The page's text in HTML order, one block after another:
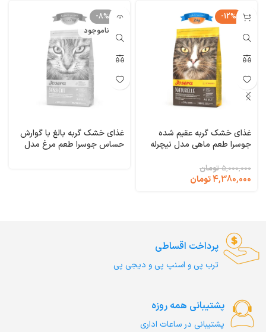
-12%
غذای خشک گربه عقیم شده
جوسرا طعم ماهی مدل نیچرله
Josera
5,000,000 تومان
4,380,000تومان
-8%
ناموجود
غذای خشک گربه بالغ با گوارش
حساس جوسرا طعم مرغ مدل
پرداخت اقساطی
ترب‌ پی و اسنپ پی و دیجی پی
پشتیبانی همه روزه
پشتیبانی در ساعات اداری